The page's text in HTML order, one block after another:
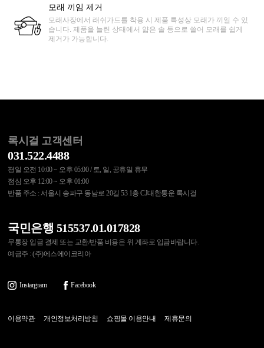
모래 끼임 제거
모래사장에서 래쉬가드를 착용 시 제품 특성상 모래가 끼일 수 있
습니다. 제품을 늘린 상태에서 얇은 솔 등으로 쓸어 모래를 쉽게
제거가 가능합니다.
록시걸 고객센터
031.522.4488
평일 오전 10:00 ~ 오후 05:00 / 토, 일, 공휴일 휴무
점심 오후 12:00 ~ 오후 01:00
반품 주소 : 서울시 송파구 동남로 20길 53 1층 CJ대한통운 록시걸
국민은행 515537.01.017828
무통장 입금 결제 또는 교환/반품 비용은 위 계좌로 입금바랍니다.
예금주 : (주)에스에이코리아
Instargram Facebook
이용약관 개인정보처리방침 쇼핑몰 이용안내 제휴문의